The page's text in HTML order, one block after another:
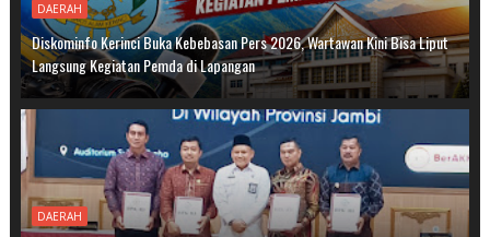
DAERAH
Diskominfo Kerinci Buka Kebebasan Pers 2026, Wartawan Kini Bisa Liput
Langsung Kegiatan Pemda di Lapangan
DAERAH